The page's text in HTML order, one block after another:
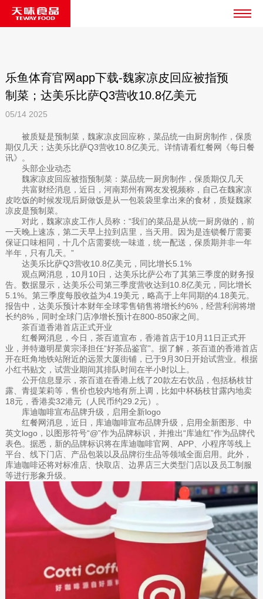
乐鱼体育官网app下载-魏家凉皮回应被指预
制菜；达美乐比萨Q3营收10.8亿美元
05/14 2025
被质疑是预制菜，魏家凉皮回应称，菜品统一由厨房制作，保质
期仅几天；达美乐比萨Q3营收10.8亿美元。详情请看红餐网《每日餐
讯》。
头部企业动态
魏家凉皮回应被指预制菜：菜品统一厨房制作，保质期仅几天
共富财经消息，近日，河南郑州有网友发视频称，自己在魏家凉
皮吃饭的时候发现后厨做饭是从一包装袋里拿出来的食材，质疑魏家
凉皮是预制菜。
对此，魏家凉皮工作人员称：“我们的菜品是从统一厨房做的，前
一天晚上速冻，第二天早上拉到店里，当天用。因为是连锁餐厅需要
保证口味相同，十几个店需要统一味道，统一配送，保质期并非一年
半年，只有几天。”
达美乐比萨Q3营收10.8亿美元，同比增长5.1%
观点网消息，10月10日，达美乐比萨公布了其第三季度的财务报
告。数据显示，达美乐公司第三季度营收达到10.8亿美元，同比增长
5.1%。第三季度每股收益为4.19美元，略高于上年同期的4.18美元。
报告中，达美乐预计本财年全球零售销售将增长约6%，经营利润将增
长约8%，同时全球门店净增长预计在800-850家之间。
茶百道香港首店正式开业
红餐网消息，今日，茶百道宣布，香港首店于10月11日正式开
业，并特邀明星黄宗泽担任“好茶品鉴官”。据了解，茶百道的香港首店
开在旺角地铁站附近的远景大厦街铺，已于9月30日开始试营业。根据
小红书贴文，试营业期间其排队时间在半小时以上。
公开信息显示，茶百道在香港上线了20款左右饮品，包括杨枝甘
露、青提茉莉等，售价也较内地有所上调，比如中杯杨枝甘露内地卖
18元，香港卖32港元（人民币约29.2元）。
库迪咖啡宣布品牌升级，启用全新logo
红餐网消息，近日，库迪咖啡宣布品牌升级，启用全新图形、中
英文logo，以图形符号“@”作为品牌标识，并推出“库迪红”作为品牌代
表色。据悉，新的品牌标识将在库迪咖啡官网、APP、小程序等线上
平台、线下门店、产品包装以及品牌衍生品等领域全面启用。此外，
库迪咖啡还将对标准店、快取店、边界店三大类型门店以及员工制服
等进行形象升级。